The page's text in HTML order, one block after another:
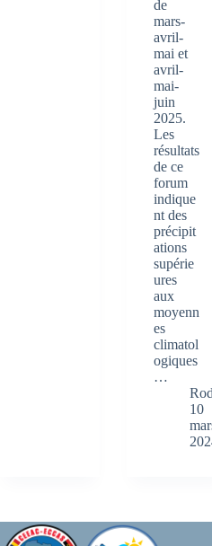
de
mars-
avril-
mai et
avril-
mai-
juin
2025.
Les
résultats
de ce
forum
indique
nt des
précipit
ations
supérie
ures
aux
moyenn
es
climatol
ogiques
…
10